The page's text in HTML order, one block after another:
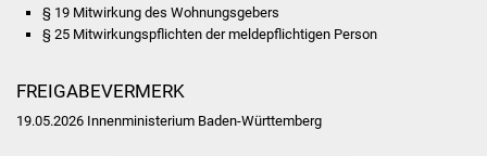
Suenergie
§ 19 Mitwirkung des Wohnungsgebers
§ 25 Mitwirkungspflichten der meldepflichtigen Person
FREIGABEVERMERK
19.05.2026 Innenministerium Baden-Württemberg